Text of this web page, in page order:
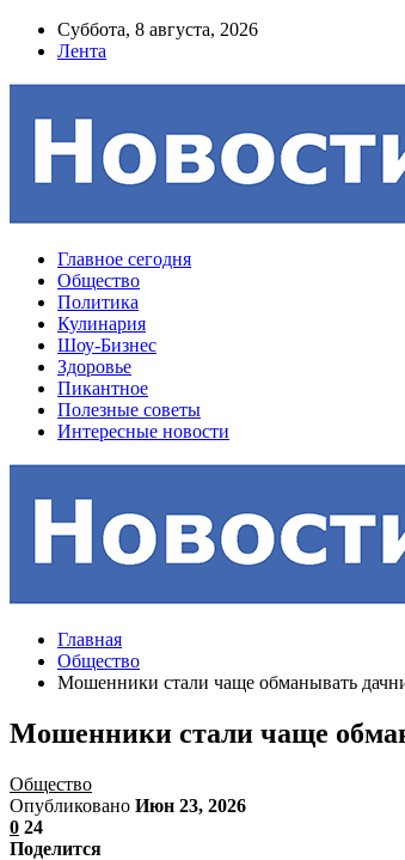
Суббота, 8 августа, 2026
Лента
Главное сегодня
Общество
Политика
Кулинария
Шоу-Бизнес
Здоровье
Пикантное
Полезные советы
Интересные новости
Главная
Общество
Мошенники стали чаще обманывать
Мошенники стали чаще
Общество
Опубликовано Июн 23, 2026
0 24
Поделится